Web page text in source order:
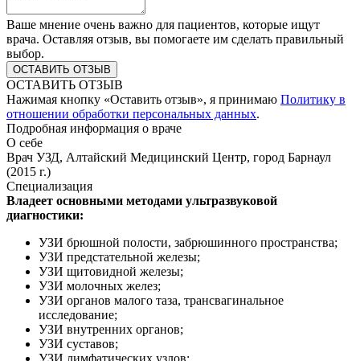
Ваше мнение очень важно для пациентов, которые ищут
врача. Оставляя отзыв, вы помогаете им сделать правильный
выбор.
ОСТАВИТЬ ОТЗЫВ
Нажимая кнопку «Оставить отзыв», я принимаю Политику в
отношении обработки персональных данных.
Подробная информация о враче
О себе
Врач УЗД, Алтайский Медицинский Центр, город Барнаул
(2015 г.)
Специализация
Владеет основными методами ультразвуковой
диагностики:
УЗИ брюшной полости, забрюшинного пространства;
УЗИ предстательной железы;
УЗИ щитовидной железы;
УЗИ молочных желез;
УЗИ органов малого таза, трансвагинальное
исследование;
УЗИ внутренних органов;
УЗИ суставов;
УЗИ лимфатических узлов;